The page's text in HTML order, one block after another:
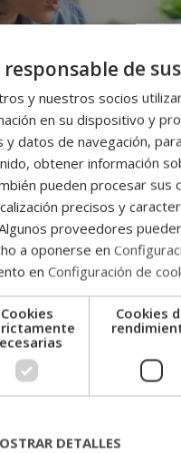
de nuestra
Esneca
en el ámbito sanitario, hay
metodología o la
responsable de
y nuestros socios
en su dispositivo y
y datos de navegación,
obtener información
pueden procesar sus
precisos y
proveedores
a oponerse en
en Configuración de
Cookies
Cookies
DETALLES